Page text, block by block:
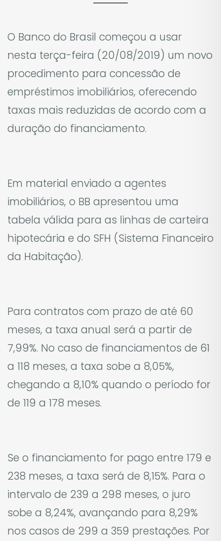
O Banco do Brasil começou a usar
nesta terça-feira (20/08/2019) um novo
procedimento para concessão de
empréstimos imobiliários, oferecendo
taxas mais reduzidas de acordo com a
duração do financiamento.
Em material enviado a agentes
imobiliários, o BB apresentou uma
tabela válida para as linhas de carteira
hipotecária e do SFH (Sistema Financeiro
da Habitação).
Para contratos com prazo de até 60
meses, a taxa anual será a partir de
7,99%. No caso de financiamentos de 61
a 118 meses, a taxa sobe a 8,05%,
chegando a 8,10% quando o período for
de 119 a 178 meses.
Se o financiamento for pago entre 179 e
238 meses, a taxa será de 8,15%. Para o
intervalo de 239 a 298 meses, o juro
sobe a 8,24%, avançando para 8,29%
nos casos de 299 a 359 prestações. Por